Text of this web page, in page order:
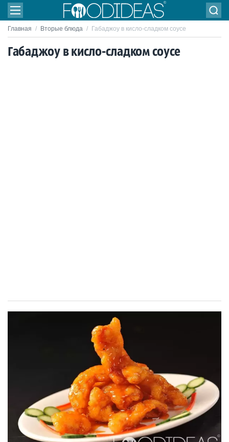
Главная / Вторые блюда / Габаджоу в кисло-сладком соусе
Габаджоу в кисло-сладком соусе